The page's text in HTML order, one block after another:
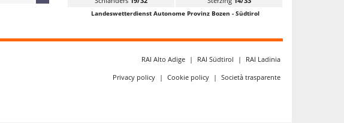
Landeswetterdienst Autonome Provinz Bozen - Südtirol
RAI Alto Adige | RAI Südtirol |
RAI Ladinia
Privacy policy | Cookie policy | Società trasparente